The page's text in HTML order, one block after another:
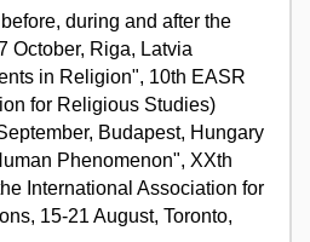
during and after the
October, Riga, Latvia
in Religion", 10th EASR
for Religious Studies)
Budapest, Hungary
Phenomenon", XXth
International Association for
15-21 August, Toronto,